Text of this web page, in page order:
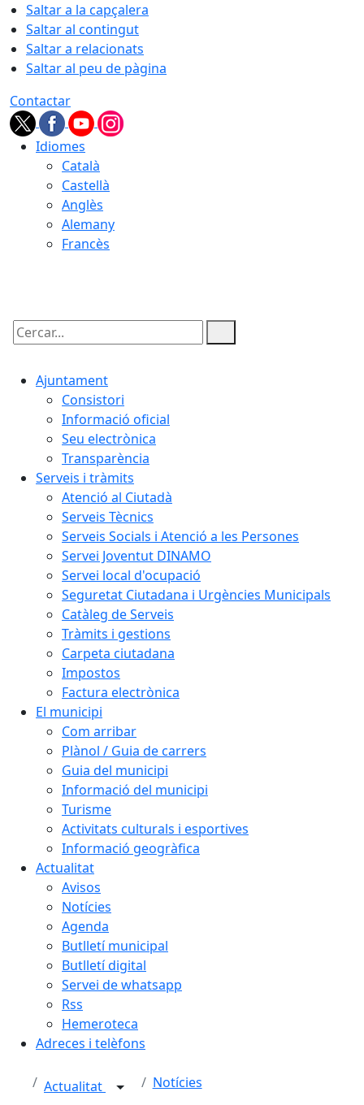
Saltar a la capçalera
Saltar al contingut
Saltar a relacionats
Saltar al peu de pàgina
Contactar
Idiomes
Català
Castellà
Anglès
Alemany
Francès
Cercar:
Ajuntament
Consistori
Informació oficial
Seu electrònica
Transparència
Serveis i tràmits
Atenció al Ciutadà
Serveis Tècnics
Serveis Socials i Atenció a les Persones
Servei Joventut DINAMO
Servei local d'ocupació
Seguretat Ciutadana i Urgències Municipals
Catàleg de Serveis
Tràmits i gestions
Carpeta ciutadana
Impostos
Factura electrònica
El municipi
Com arribar
Plànol / Guia de carrers
Guia del municipi
Informació del municipi
Turisme
Activitats culturals i esportives
Informació geogràfica
Actualitat
Avisos
Notícies
Agenda
Butlletí municipal
Butlletí digital
Servei de whatsapp
Rss
Hemeroteca
Adreces i telèfons
Actualitat Notícies